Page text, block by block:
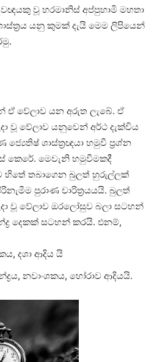
වූ හරමානිස්‌ අප්පුහාමි මහතා
යනු කුමක්‌ දැයි මෙම ලිපියෙන්
ඒ වේලාව යන අරුත ලැබේ. ඒ
වූ වේලාව යනුවෙන් අර්ථ දැක්‌විය
ජ්‍යෙතිෂ් ශාස්‌ත්‍රඥයා හමුවී ප්‍රශ්න
කෙරේ. මෙවැනි හමුවීමකදී
හිතේ තබාගෙන බුලත් හුරුල්ලක්‌
පුරාණ චාරිත්‍රයයයි. බුලත්
වූ වේලාව ඔරලෝසුව බලා සටහන්
දෙකක්‌ සටහන් කරයි. එනම්,
දශා ආදිය යි
නවාංශකය, හෝරාව ආදියයි.